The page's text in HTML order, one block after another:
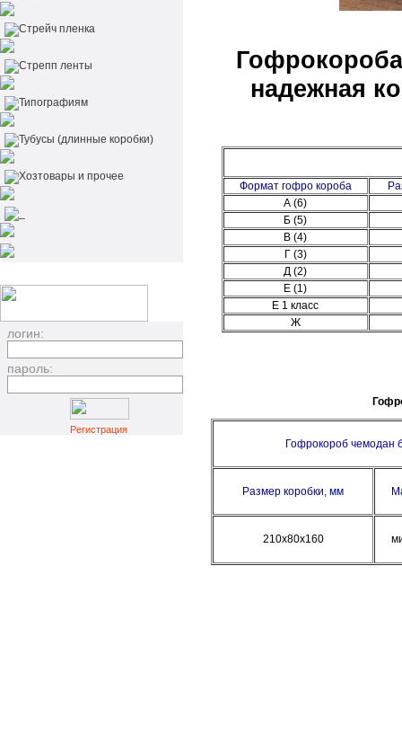
Стрейч пленка
Стрепп ленты
Типографиям
Тубусы (длинные коробки)
Хозтовары и прочее
логин:
пароль:
Регистрация
надежная
Формат гофро короба
А (6)
Б (5)
В (4)
Г (3)
Д (2)
Е (1)
Е 1 класс
Ж
Гофрокороб чемодан
Размер коробки, мм
210х80х160